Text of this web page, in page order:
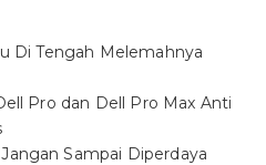
Di Tengah Melemahnya
Pro dan Dell Pro Max Anti
Sampai Diperdaya